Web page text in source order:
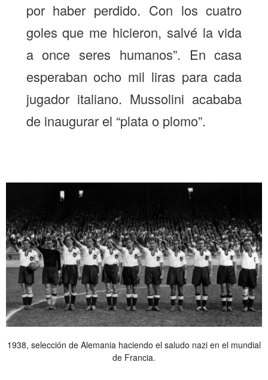
por haber perdido. Con los cuatro
goles que me hicieron, salvé la vida
a once seres humanos”. En casa
esperaban ocho mil liras para cada
jugador italiano. Mussolini acababa
de inaugurar el “plata o plomo”.
1938, selección de Alemania haciendo el saludo nazi en el mundial
de Francia.